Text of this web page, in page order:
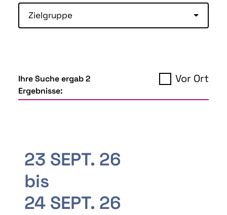
Zielgruppe
Ihre Suche ergab 2
Ergebnisse:
Vor Ort
23 SEPT. 26
bis
24 SEPT. 26